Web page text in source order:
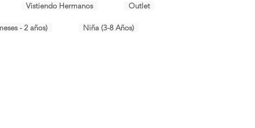
Vistiendo Hermanos Outlet
- 2 años) Niña (3-8 Años)